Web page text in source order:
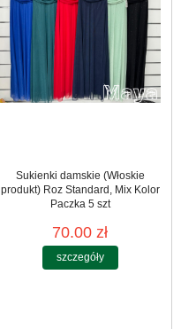
Sukienki damskie (Włoskie
produkt) Roz Standard, Mix Kolor
Paczka 5 szt
70.00 zł
szczegóły